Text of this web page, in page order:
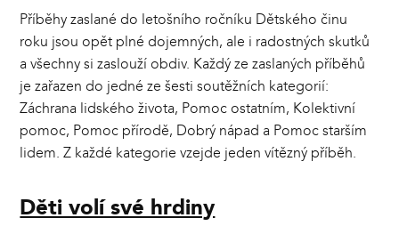
Příběhy zaslané do letošního ročníku Dětského činu
roku jsou opět plné dojemných, ale i radostných skutků
a všechny si zaslouží obdiv. Každý ze zaslaných příběhů
je zařazen do jedné ze šesti soutěžních kategorií:
Záchrana lidského života, Pomoc ostatním, Kolektivní
pomoc, Pomoc přírodě, Dobrý nápad a Pomoc starším
lidem. Z každé kategorie vzejde jeden vítězný příběh.
Děti volí své hrdiny